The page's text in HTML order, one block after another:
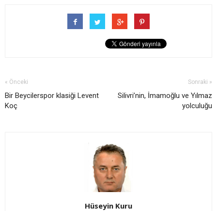
« Önceki
Bir Beycilerspor klasiği Levent
Koç
Sonraki »
Silivri’nin, İmamoğlu ve Yılmaz
yolculuğu
Hüseyin Kuru